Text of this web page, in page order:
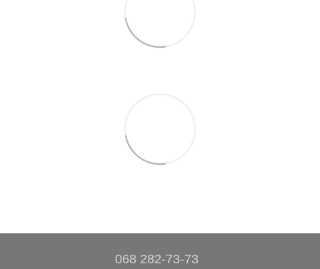
068 282-73-73